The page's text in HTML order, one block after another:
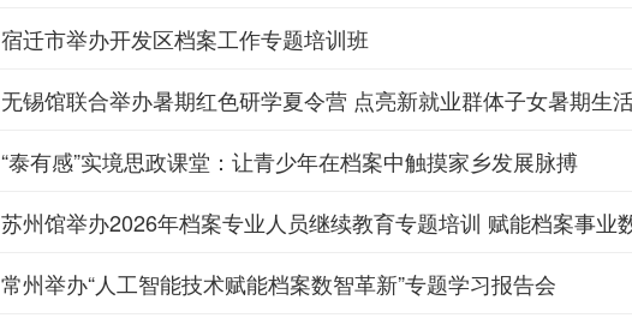
宿迁市举办开发区档案工作专题培训班
无锡馆联合举办暑期红色研学夏令营 点亮新就业群体子女暑期生
“泰有感”实境思政课堂：让青少年在档案中触摸家乡发展脉搏
苏州馆举办2026年档案专业人员继续教育专题培训 赋能档案事业
常州举办“人工智能技术赋能档案数智革新”专题学习报告会